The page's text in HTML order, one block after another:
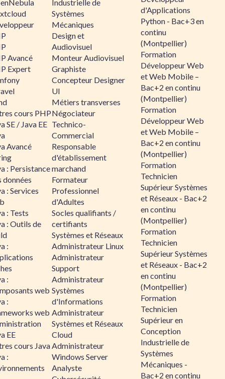
Avancé
Expert
cours PHP
SE / Java EE
Avancé
: Persistance
données
: Services
: Tests
: Outils de
:
:
web
:
web
EE
cours Java
:
Industrielle de
Systèmes
Mécaniques
Design et
Audiovisuel
Monteur Audiovisuel
Graphiste
Concepteur Designer
UI
Métiers transverses
Négociateur
Technico-
Commercial
Responsable
d'établissement
marchand
Formateur
Professionnel
d'Adultes
Socles qualifiants /
certifiants
Systèmes et Réseaux
Administrateur Linux
Administrateur
Support
Administrateur
Systèmes
d'Informations
Administrateur
Systèmes et Réseaux
Cloud
Administrateur
Windows Server
Analyste
d'Applications
Python - Bac+3 en
continu
(Montpellier)
Formation
Développeur Web
et Web Mobile –
Bac+2 en continu
(Montpellier)
Formation
Développeur Web
et Web Mobile –
Bac+2 en continu
(Montpellier)
Formation
Technicien
Supérieur Systèmes
et Réseaux - Bac+2
en continu
(Montpellier)
Formation
Technicien
Supérieur Systèmes
et Réseaux - Bac+2
en continu
(Montpellier)
Formation
Technicien
Supérieur en
Conception
Industrielle de
Systèmes
Mécaniques -
Bac+2 en continu